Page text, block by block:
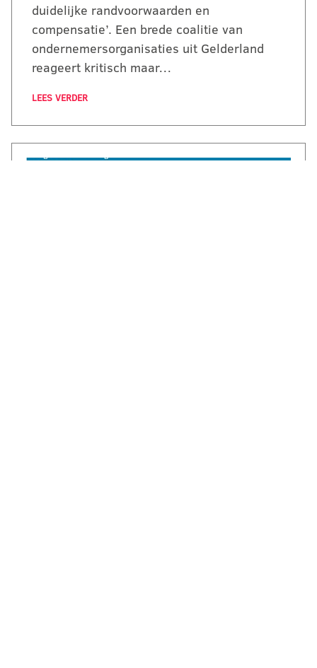
duidelijke randvoorwaarden en
compensatie’. Een brede coalitie van
ondernemersorganisaties uit Gelderland
reageert kritisch maar…
LEES VERDER